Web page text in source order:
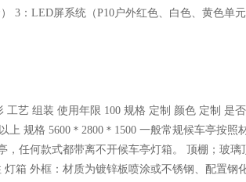
3：LED屏系统（P10户外红色、白色、黄色
艺 组装 使用年限 100 规格 定制 颜色 定制 是
上 规格 5600＊2800＊1500 一般常规候车亭按
任何款式都带离不开候车亭灯箱。 顶棚；玻
箱 外框：材质为镀锌板喷涂或不锈钢、配置